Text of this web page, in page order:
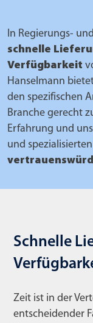
In Regierungs-
schnelle
Verfügbarkeit
Hanselmann
den spezifischen
Branche gerecht
Erfahrung und
und
Schnelle
Zeit ist in der
entscheidender